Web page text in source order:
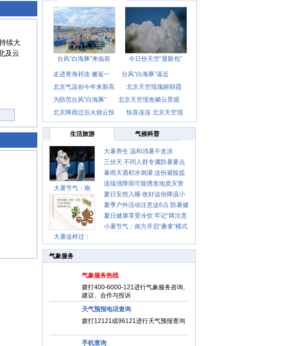
续大
及云
台风“白海豚”来临前 今日份天空“显眼包”
走进青海祁连 邂逅一
台风“白海豚”逼近
北京气温创今年来新高
北京天空现瑰丽朝霞
为防范台风“白海豚”
北京天空现鱼鳞云景观
北京降雨过后火烧云惊
惊喜连连 北京天空现
生活旅游 气候科普
大暑节气：南
大暑这样过：
大暑养生 温和消暑不贪凉
三伏天 不同人群专属防暑要点
请收好
暴雨天遇积水倒灌 这份避险提
示请收好
连续强降雨可能诱发地质灾害
这些前兆要知道
夏日安然入睡 收好这份降温小
贴士
夏季户外活动注意这6点 防暑健
身两不误
夏日健康享受冷饮 牢记“两注意
一控制”
小暑节气：南方开启“桑拿”模式
气象服务
气象服务热线
拨打400-6000-121进行气象服务咨询、
建议、合作与投诉
天气预报电话查询
拨打12121或96121进行天气预报查询
手机查询